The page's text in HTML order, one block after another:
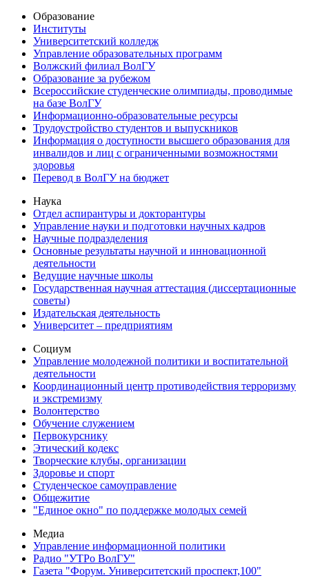
Образование
Институты
Университетский колледж
Управление образовательных программ
Волжский филиал ВолГУ
Образование за рубежом
Всероссийские студенческие олимпиады, проводимые
на базе ВолГУ
Информационно-образовательные ресурсы
Трудоустройство студентов и выпускников
Информация о доступности высшего образования для
инвалидов и лиц с ограниченными возможностями
здоровья
Перевод в ВолГУ на бюджет
Наука
Отдел аспирантуры и докторантуры
Управление науки и подготовки научных кадров
Научные подразделения
Основные результаты научной и инновационной
деятельности
Ведущие научные школы
Государственная научная аттестация (диссертационные
советы)
Издательская деятельность
Университет – предприятиям
Социум
Управление молодежной политики и воспитательной
деятельности
Координационный центр противодействия терроризму
и экстремизму
Волонтерство
Обучение служением
Первокурснику
Этический кодекс
Творческие клубы, организации
Здоровье и спорт
Студенческое самоуправление
Общежитие
"Единое окно" по поддержке молодых семей
Медиа
Управление информационной политики
Радио "УТРо ВолГУ"
Газета "Форум. Университетский проспект,100"